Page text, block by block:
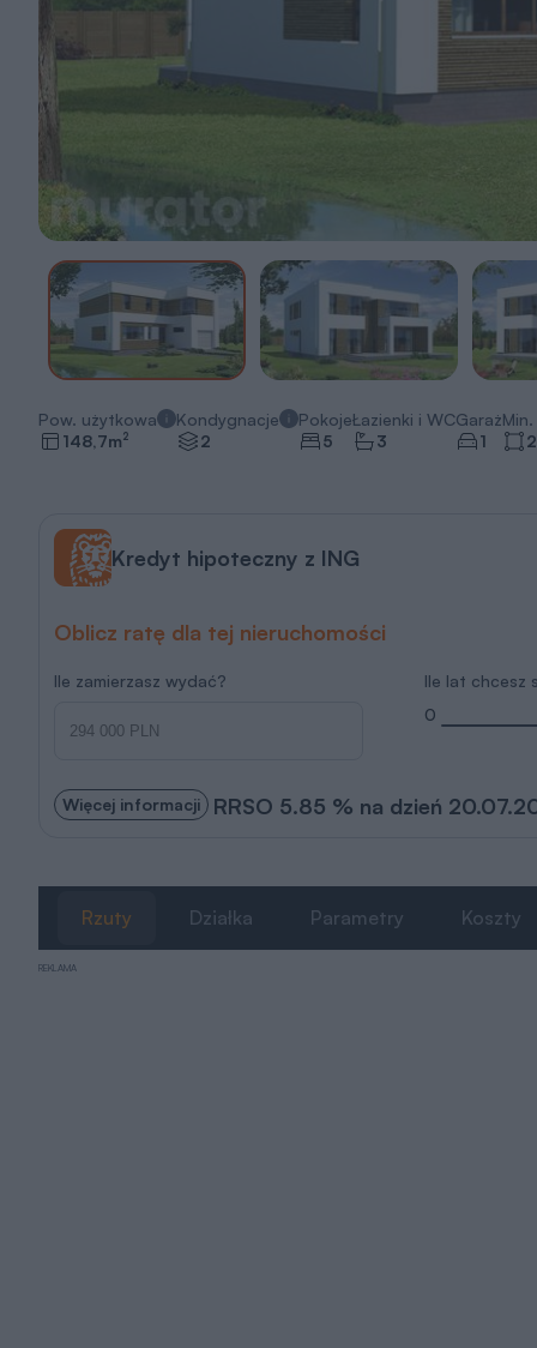
Pow. użytkowa
148,7m2
Kondygnacje
2
Pokoje
5
Łazienki i WC
3
Garaż
1
Min.
Kredyt hipoteczny z ING
Oblicz ratę dla tej nieruchomości
Ile zamierzasz wydać?
Ile lat chcesz
0
Więcej informacji RRSO 5.85 % na dzień
Rzuty Działka Parametry Koszty
REKLAMA